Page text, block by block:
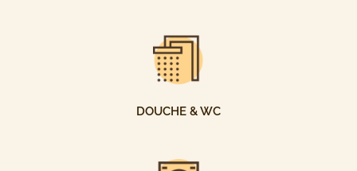
DOUCHE & WC